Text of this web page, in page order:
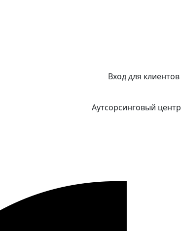
Вход для клиентов
Аутсорсинговый центр